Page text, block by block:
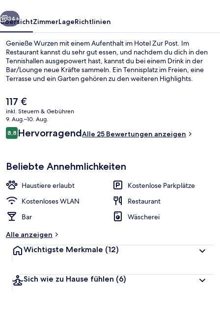
Weiter
34+
ÜbersichtZimmerLageRichtlinien
Genieße Wurzen mit einem Aufenthalt im Hotel Zur Post. Im
Restaurant kannst du sehr gut essen, und nachdem du dich in den
Tennishallen ausgepowert hast, kannst du bei einem Drink in der
Bar/Lounge neue Kräfte sammeln. Ein Tennisplatz im Freien, eine
Terrasse und ein Garten gehören zu den weiteren Highlights.
Der
aktuelle
Preis
beträgt
117 €.
117 €
inkl. Steuern & Gebühren
9. Aug.–10. Aug.
Bewertungen
8,88,8 von 10.
HervorragendAlle 25 Bewertungen anzeigen
Beliebte Annehmlichkeiten
Haustiere erlaubt
Kostenlose Parkplätze
Kostenloses WLAN
Restaurant
Bar
Wäscherei
Alle anzeigen
Wichtigste Merkmale (12)
Sich wie zu Hause fühlen (6)